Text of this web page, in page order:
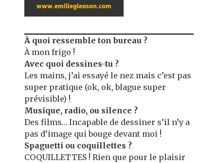
www.emiliegleason.com
À quoi ressemble ton bureau ?
À mon frigo !
Avec quoi dessines-tu ?
Les mains, j’ai essayé le nez mais c’est pas
super pratique (ok, ok, blague super
prévisible) !
Musique, radio, ou silence ?
Des films… Incapable de dessiner s’il n’y a
pas d’image qui bouge devant moi !
Spaguetti ou coquillettes ?
COQUILLETTES ! Rien que pour le plaisir